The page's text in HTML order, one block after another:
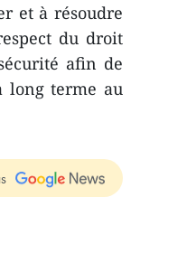
et à résoudre
du droit
afin de
long terme au